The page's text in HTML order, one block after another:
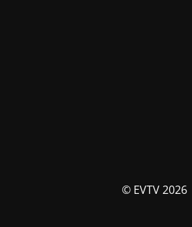
© EVTV 2026